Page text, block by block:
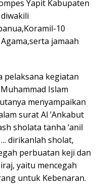
Yapit Kabupaten
10
jamaah
pelaksana kegiatan
Islam
menyampaikan
surat Al ’Ankabut
sholata tanha ‘anil
dirikanlah sholat,
perbuatan keji dan
yaitu mencegah
untuk Kebenaran.